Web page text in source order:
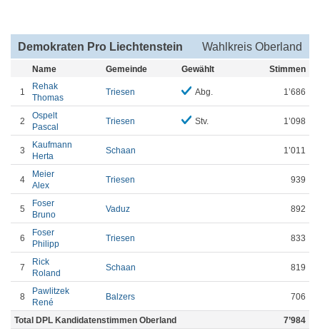
Demokraten Pro Liechtenstein Wahlkreis Oberland
Name Gemeinde Gewählt Stimmen
1
Rehak
Thomas
Triesen Abg. 1’686
2
Ospelt
Pascal
Triesen Stv. 1’098
3
Kaufmann
Herta
Schaan 1’011
4
Meier
Alex
Triesen 939
5
Foser
Bruno
Vaduz 892
6
Foser
Philipp
Triesen 833
7
Rick
Roland
Schaan 819
8
Pawlitzek
René
Balzers 706
Total DPL Kandidatenstimmen Oberland 7’984